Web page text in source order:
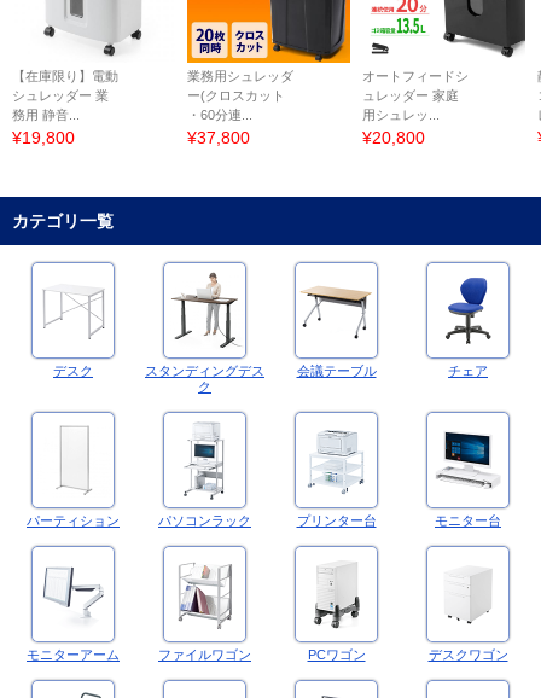
【在庫限り】電動
シュレッダー 業
務用 静音...
¥19,800
業務用シュレッダ
ー(クロスカット
・60分連...
¥37,800
オートフィードシ
ュレッダー 家庭
用シュレッ...
¥20,800
カテゴリ一覧
デスク
スタンディングデス
ク
会議テーブル チェア
パーティション パソコンラック プリンター台 モニター台
モニターアーム ファイルワゴン PCワゴン デスクワゴン